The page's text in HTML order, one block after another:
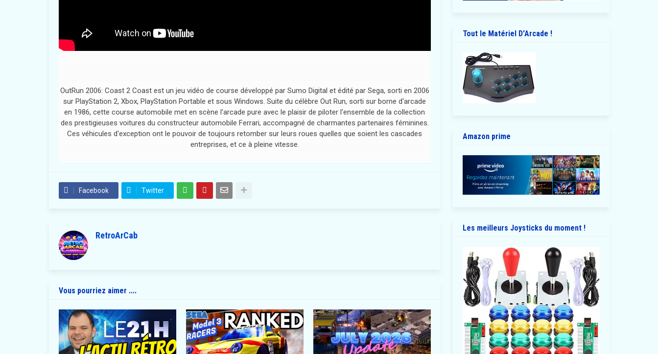
OutRun 2006: Coast 2 Coast est un jeu vidéo de course développé par Sumo Digital et édité par Sega, sorti en 2006
sur PlayStation 2, Xbox, PlayStation Portable et sous Windows. Suite du célèbre Out Run, sorti sur borne d'arcade
en 1986, cette course automobile met en scène l'arcade pure avec le plaisir de piloter l'ensemble de la collection
des prestigieuses voitures du constructeur automobile Ferrari, accompagné de charmantes partenaires féminines.
Ces véhicules d'exception ont le pouvoir de toujours retomber sur leurs roues quelles que soient les cascades
entreprises, et ce à pleine vitesse.
Facebook Twitter
RetroArCab
Vous pourriez aimer ....
Tout le Matériel D'Arcade !
Amazon prime
Les meilleurs Joysticks du moment !